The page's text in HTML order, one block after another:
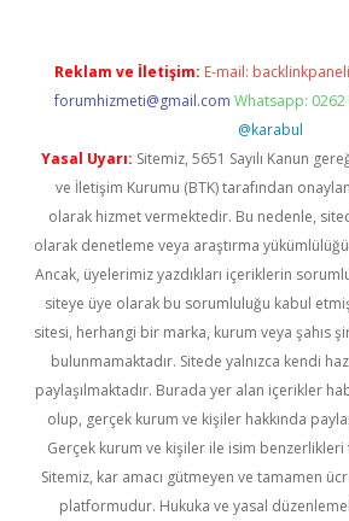
Reklam ve İletişim: E-mail:
forumhizmeti@gmail.com Whatsapp: 0262
@karabul
Yasal Uyarı: Sitemiz, 5651 Sayılı Kanun
ve İletişim Kurumu (BTK) tarafından
olarak hizmet vermektedir. Bu nedenle,
olarak denetleme veya araştırma
Ancak, üyelerimiz yazdıkları içeriklerin
siteye üye olarak bu sorumluluğu kabul
sitesi, herhangi bir marka, kurum veya şahıs
bulunmamaktadır. Sitede yalnızca kendi
paylaşılmaktadır. Burada yer alan içerikler
olup, gerçek kurum ve kişiler hakkında
Gerçek kurum ve kişiler ile isim
Sitemiz, kar amacı gütmeyen ve tamamen
platformudur. Hukuka ve yasal